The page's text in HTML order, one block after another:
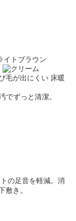
毛が出にくい 床暖
でずっと清潔。
の足音を軽減。消
敷き。